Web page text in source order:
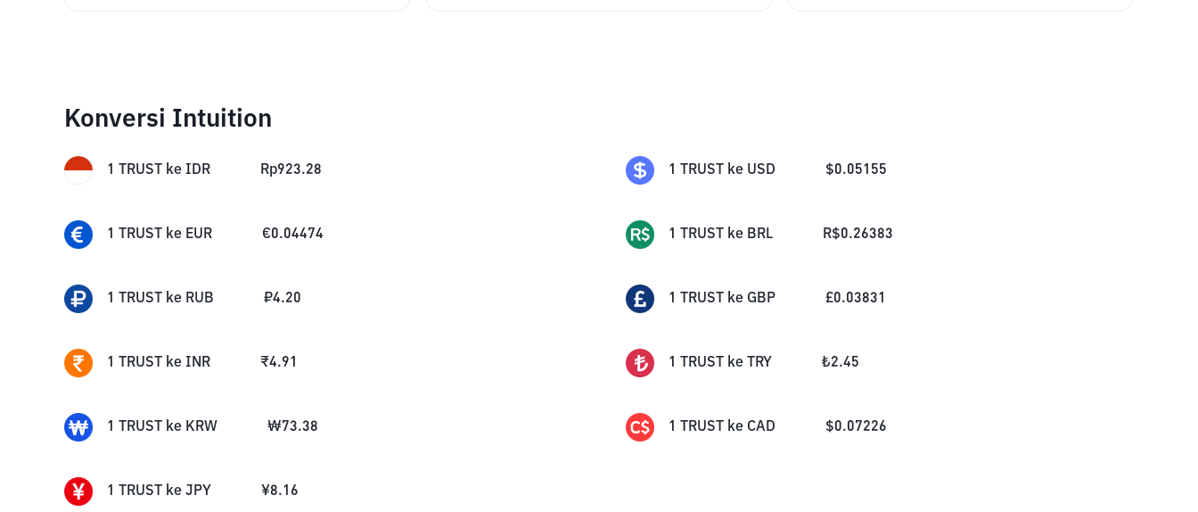
Konversi Intuition
1 TRUST ke IDR Rp923.28 1 TRUST ke USD $0.05155
1 TRUST ke EUR €0.04474 1 TRUST ke BRL R$0.26383
1 TRUST ke RUB ₽4.20 1 TRUST ke GBP £0.03831
1 TRUST ke INR ₹4.91 1 TRUST ke TRY ₺2.45
1 TRUST ke KRW ₩73.38 1 TRUST ke CAD $0.07226
1 TRUST ke JPY ¥8.16